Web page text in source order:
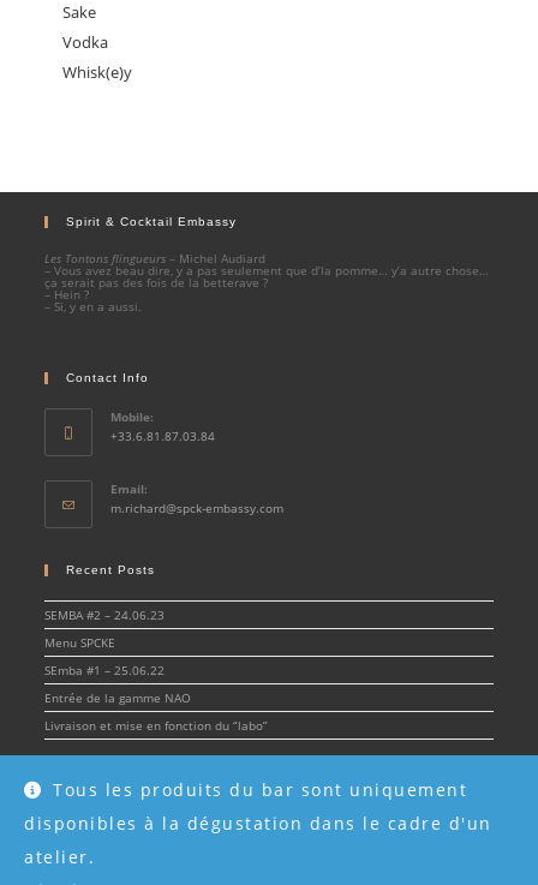
Tous les produits du bar sont uniquement
disponibles à la dégustation dans le cadre d'un
atelier.
Sake
Vodka
Whisk(e)y
Spirit & Cocktail Embassy
Les Tontons flingueurs – Michel Audiard
– Vous avez beau dire, y a pas seulement que d’la pomme… y’a autre chose…
ça serait pas des fois de la betterave ?
– Hein ?
– Si, y en a aussi.
Contact Info
Mobile:
+33.6.81.87.03.84
Email:
m.richard@spck-embassy.comOpens
Recent Posts
SEMBA #2 – 24.06.23
Menu SPCKE
SEmba #1 – 25.06.22
Entrée de la gamme NAO
Livraison et mise en fonction du “labo”
© Spirit & Cocktail Embassy 2022 - SPCKE - SIRET 908 216 955 00017 -